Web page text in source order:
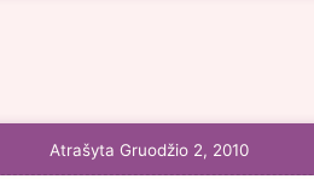
Atrašyta Gruodžio 2, 2010